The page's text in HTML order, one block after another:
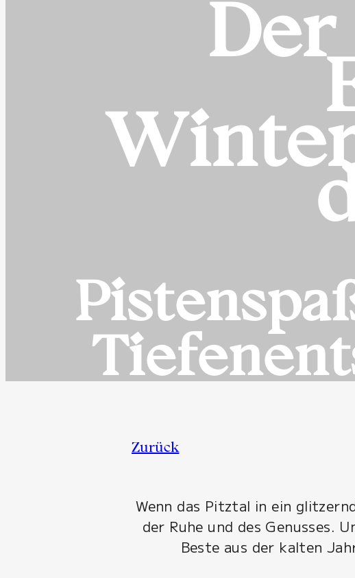
Zurück
Wenn das Pitztal in ein
der Ruhe und des Genusses.
Beste aus der kalten